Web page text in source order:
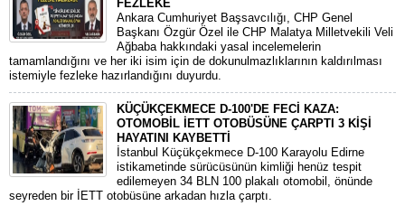
FEZLEKE
​Ankara Cumhuriyet Başsavcılığı, CHP Genel
Başkanı Özgür Özel ile CHP Malatya Milletvekili Veli
Ağbaba hakkındaki yasal incelemelerin
tamamlandığını ve her iki isim için de dokunulmazlıklarının kaldırılması
istemiyle fezleke hazırlandığını duyurdu.
KÜÇÜKÇEKMECE D-100'DE FECİ KAZA:
OTOMOBİL İETT OTOBÜSÜNE ÇARPTI 3 KİŞİ
HAYATINI KAYBETTİ
​İstanbul Küçükçekmece D-100 Karayolu Edirne
istikametinde sürücüsünün kimliği henüz tespit
edilemeyen 34 BLN 100 plakalı otomobil, önünde
seyreden bir İETT otobüsüne arkadan hızla çarptı.